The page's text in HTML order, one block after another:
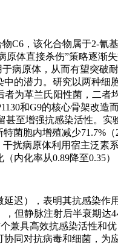
C6，该化合物属于2-氰
体直接杀伤”策略逐渐
病原体，从而有望突破
中的潜力。研究以两种
者为革兰氏阳性菌，二
和G9的核心骨架改
甚至增强抗感染活性。
菌胞内增殖减少71.7%
扰病原体利用宿主泛素
内化率从0.89降至0.35）
迟），表明其抗感染
但静脉注射后半衰期达
兼具高效抗感染活性和
同对抗病毒和细菌，为